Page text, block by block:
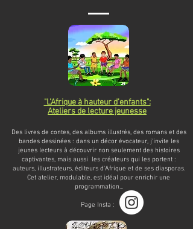
"L’Afrique à hauteur d’enfants":
Ateliers de lecture jeunesse
Des livres de contes, des albums illustrés, des romans et des
bandes dessinées : dans un décor évocateur, j'invite les
jeunes lecteurs à découvrir non seulement des histoires
captivantes, mais aussi les créateurs qui les portent :
auteurs, illustrateurs, éditeurs d'Afrique et de ses diasporas.
Cet atelier, modulable, est idéal pour enrichir une
programmation...
Page Insta :